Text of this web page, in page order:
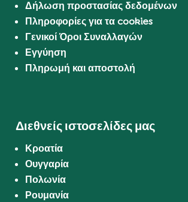
Δήλωση προστασίας δεδομένων
Πληροφορίες για τα cookies
Γενικοί Όροι Συναλλαγών
Εγγύηση
Πληρωμή και αποστολή
Διεθνείς ιστοσελίδες μας
Κροατία
Ουγγαρία
Πολωνία
Ρουμανία